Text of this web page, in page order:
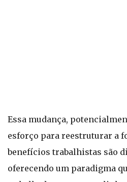
Essa mudança,
esforço para reestruturar a
benefícios trabalhistas são
oferecendo um paradigma